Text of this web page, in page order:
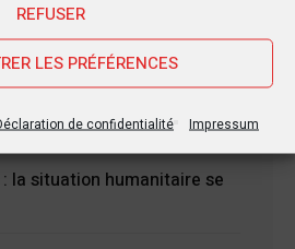
REFUSER
LES PRÉFÉRENCES
de confidentialité Impressum
chef de la diplomatie
: une visite sous haute
la situation humanitaire se